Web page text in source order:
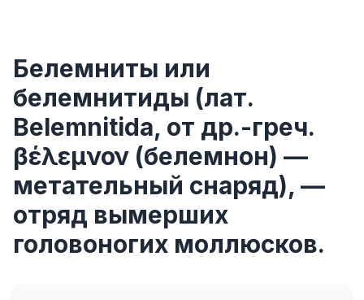
Белемниты или
белемнитиды (лат.
Belemnitida, от др.-греч.
βέλεμνον (белемнон) —
метательный снаряд), —
отряд вымерших
головоногих моллюсков.